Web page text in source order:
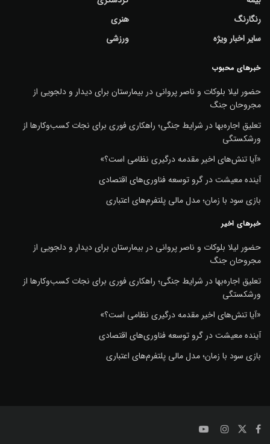
رنگارنگ
سایر اخبار ویژه
هنری
ورزشی
خبرهای محبوب
حضور لیلا بلوکات و ناصر پروانی در بیمارستان برای دیدار و دلجویی از
مجروحان جنگ
تعلیق اجاره‌بها در شرایط جنگی؛ راهکاری فوری برای نجات کسب‌وکارها از
ورشکستگی
«آیا تنش‌های اخیر مقدمه درگیری نظامی است؟»
آینده معیشت در گرو توسعه فناوری‌های اقتصادی
بازی سود با زمان؛ مدل مالی پلتفرم‌های اعتباری
خبرهای اخیر
حضور لیلا بلوکات و ناصر پروانی در بیمارستان برای دیدار و دلجویی از
مجروحان جنگ
تعلیق اجاره‌بها در شرایط جنگی؛ راهکاری فوری برای نجات کسب‌وکارها از
ورشکستگی
«آیا تنش‌های اخیر مقدمه درگیری نظامی است؟»
آینده معیشت در گرو توسعه فناوری‌های اقتصادی
بازی سود با زمان؛ مدل مالی پلتفرم‌های اعتباری